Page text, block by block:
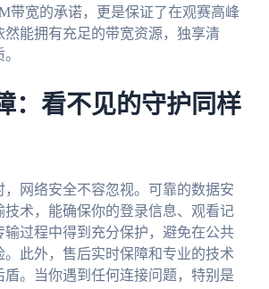
带宽的承诺，更是保证了在观赛高峰
然能拥有充足的带宽资源，独享清
：看不见的守护同样
，网络安全不容忽视。可靠的数据安
技术，能确保你的登录信息、观看记
输过程中得到充分保护，避免在公共
。此外，售后实时保障和专业的技术
盾。当你遇到任何连接问题，特别是